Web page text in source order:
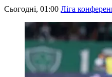
Сьогодні, 01:00 Ліга